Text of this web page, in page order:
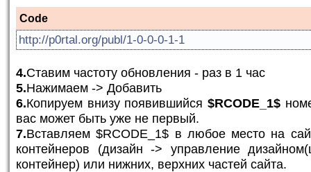
Code
http://p0rtal.org/publ/1-0-0-0-1-1
4.Ставим частоту обновления - раз в 1 час
5.Нажимаем -> Добавить
6.Копируем внизу появившийся$RCODE_1$
вас может быть уже не первый.
7.Вставляем $RCODE_1$ в любое место на
контейнеров (дизайн -> управление
контейнер) или нижних, верхних частей сайта.